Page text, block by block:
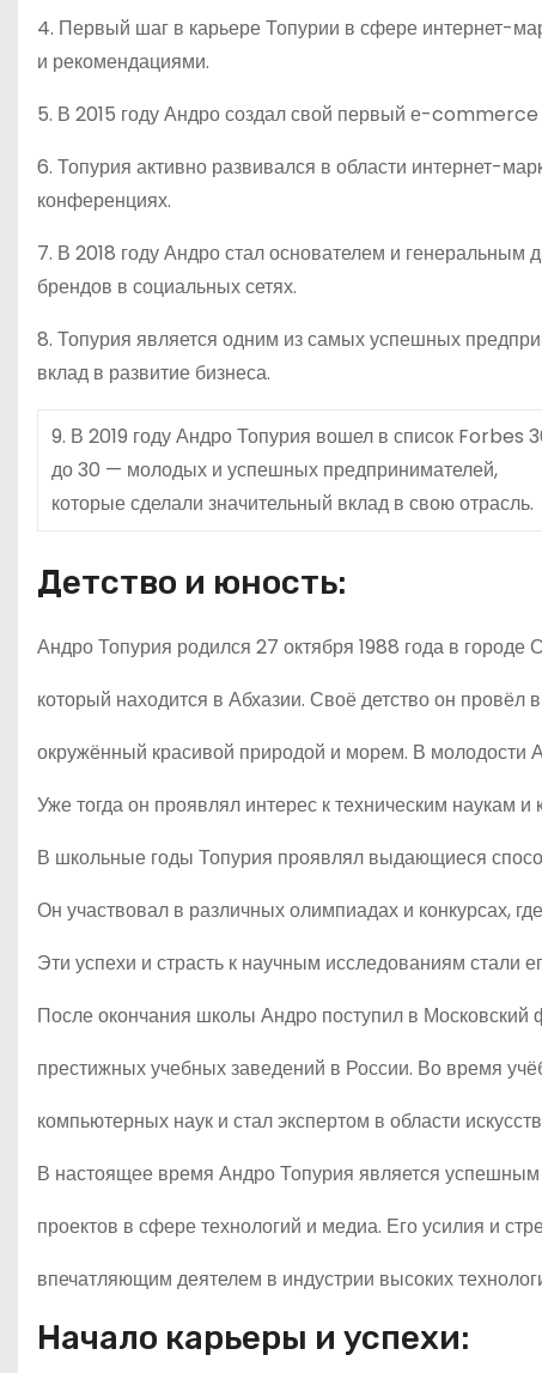
4. Первый шаг в карьере Топурии в сфере интернет-
и рекомендациями.
5. В 2015 году Андро создал свой первый е-
6. Топурия активно развивался в области интернет-
конференциях.
7. В 2018 году Андро стал основателем и
брендов в социальных сетях.
8. Топурия является одним из самых успешных
вклад в развитие бизнеса.
9. В 2019 году Андро Топурия вошел в список Forbes
до 30 — молодых и успешных предпринимателей,
которые сделали значительный вклад в свою отрасль.
Детство и юность:
Андро Топурия родился 27 октября 1988 года в городе
который находится в Абхазии. Своё детство он провёл
окружённый красивой природой и морем. В
Уже тогда он проявлял интерес к техническим наукам
В школьные годы Топурия проявлял выдающиеся
Он участвовал в различных олимпиадах и конкурсах,
Эти успехи и страсть к научным исследованиям стали
После окончания школы Андро поступил в Московский
престижных учебных заведений в России. Во время
компьютерных наук и стал экспертом в области
В настоящее время Андро Топурия является
проектов в сфере технологий и медиа. Его усилия и
впечатляющим деятелем в индустрии высоких
Начало карьеры и успехи: